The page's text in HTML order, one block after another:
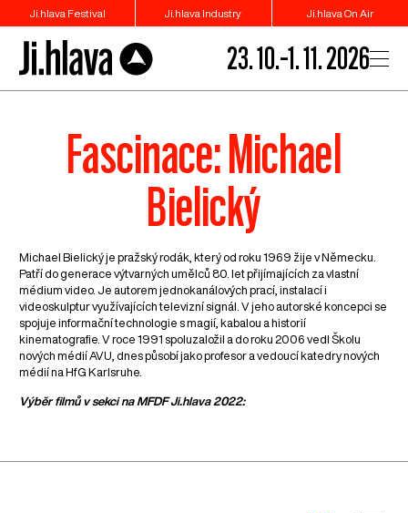
Ji.hlava Festival Ji.hlava Industry Ji.hlava On Air
23. 10.–1. 11. 2026
Fascinace: Michael
Bielický
Michael Bielický je pražský rodák, který od roku 1969 žije v Německu.
Patří do generace výtvarných umělců 80. let přijímajících za vlastní
médium video. Je autorem jednokanálových prací, instalací i
videoskulptur využívajících televizní signál. V jeho autorské koncepci se
spojuje informační technologie s magií, kabalou a historií
kinematografie. V roce 1991 spoluzaložil a do roku 2006 vedl Školu
nových médií AVU, dnes působí jako profesor a vedoucí katedry nových
médií na HfG Karlsruhe.
Výběr filmů v sekci na MFDF Ji.hlava 2022: